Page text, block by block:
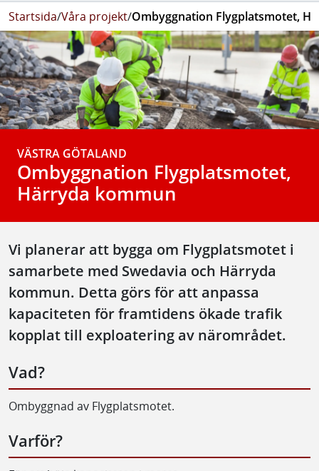
Startsida/Våra projekt/Ombyggnation Flygplatsmotet,
VÄSTRA GÖTALAND
Ombyggnation Flygplatsmotet,
Härryda kommun
Vi planerar att bygga om Flygplatsmotet i
samarbete med Swedavia och Härryda
kommun. Detta görs för att anpassa
kapaciteten för framtidens ökade trafik
kopplat till exploatering av närområdet.
Vad?
Ombyggnad av Flygplatsmotet.
Varför?